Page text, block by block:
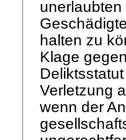
halten zu
Klage
Verletzung
wenn der